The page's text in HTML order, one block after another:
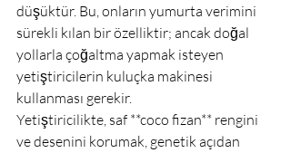
düşüktür. Bu, onların yumurta verimini
sürekli kılan bir özelliktir; ancak doğal
yollarla çoğaltma yapmak isteyen
yetiştiricilerin kuluçka makinesi
kullanması gerekir.
Yetiştiricilikte, saf **coco fizan** rengini
ve desenini korumak, genetik açıdan